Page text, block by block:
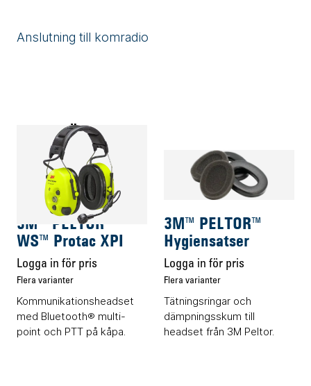
Anslutning till komradio
TILLBEHÖR
Audiotillbehör
3M™ PELTOR™
WS™ Protac XPI
Logga in för pris
Flera varianter
Kommunikationsheadset
med Bluetooth® multi-
point och PTT på kåpa.
Audiotillbehör
3M™ PELTOR™
Hygiensatser
Logga in för pris
Flera varianter
Tätningsringar och
dämpningsskum till
headset från 3M Peltor.